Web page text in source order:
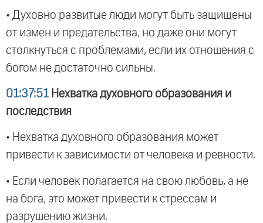
• Духовно развитые люди могут быть защищены
от измен и предательства, но даже они могут
столкнуться с проблемами, если их отношения с
богом не достаточно сильны.
01:37:51 Нехватка духовного образования и
последствия
• Нехватка духовного образования может
привести к зависимости от человека и ревности.
• Если человек полагается на свою любовь, а не
на бога, это может привести к стрессам и
разрушению жизни.